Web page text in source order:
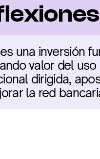
una inversión
valor del
dirigida,
la red